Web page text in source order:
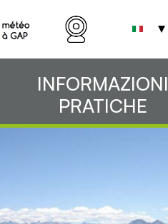
INFORMAZIONI
PRATICHE